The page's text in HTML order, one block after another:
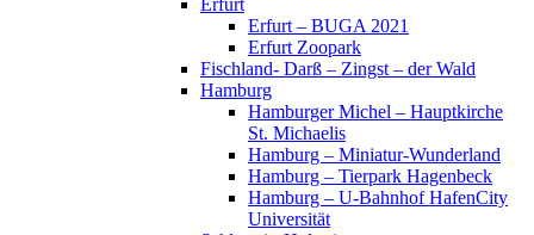
Erfurt
Erfurt – BUGA 2021
Erfurt Zoopark
Fischland- Darß – Zingst – der Wald
Hamburg
Hamburger Michel – Hauptkirche
St. Michaelis
Hamburg – Miniatur-Wunderland
Hamburg – Tierpark Hagenbeck
Hamburg – U-Bahnhof HafenCity
Universität